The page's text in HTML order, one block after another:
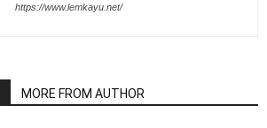
https://www.lemkayu.net/
MORE FROM AUTHOR